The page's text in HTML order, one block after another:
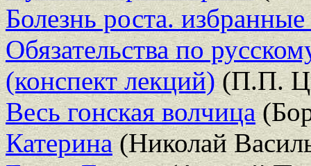
Болезнь роста.
Обязательства по
(конспект лекций)(П.П.
Весь гонская волчица
Катерина(Николай